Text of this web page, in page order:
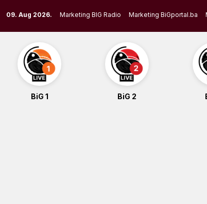
to
content
09. Aug 2026. Marketing BIG Radio Marketing BiGportal.ba
BiG 1 BiG 2